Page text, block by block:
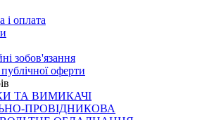
і оплата
зобов'язання
оферти
ТА ВИМИКАЧІ
ПРОВІДНИКОВА